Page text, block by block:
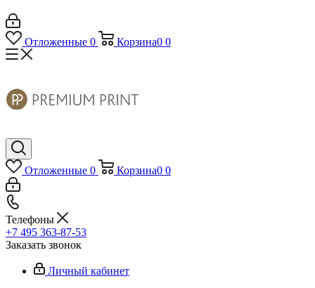
Отложенные 0 Корзина0 0
Отложенные 0 Корзина0 0
Телефоны
+7 495 363-87-53
Заказать звонок
Личный кабинет